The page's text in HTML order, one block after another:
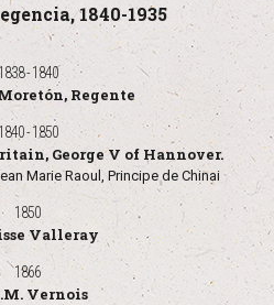
1840-1935
1838 - 1840
Moretón, Regente
- 1850
George V of Hannover.
Marie Raoul, Principe de Chinai
1850
Valleray
1866
G.M. Vernois